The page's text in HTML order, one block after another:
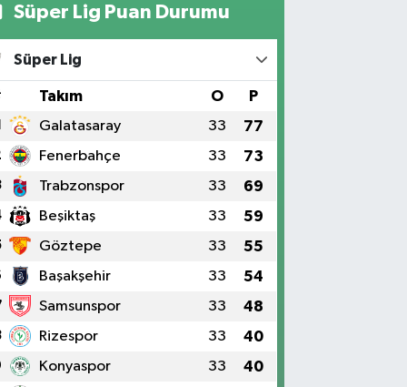
Süper Lig Puan Durumu
Süper Lig
Takım O P
Galatasaray 33 77
Fenerbahçe 33 73
Trabzonspor 33 69
Beşiktaş 33 59
Göztepe 33 55
Başakşehir 33 54
Samsunspor 33 48
Rizespor 33 40
Konyaspor 33 40